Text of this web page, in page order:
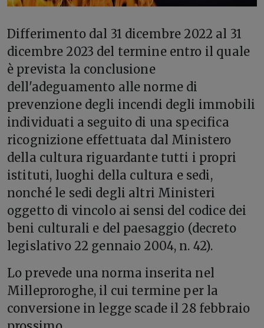
Differimento dal 31 dicembre 2022 al 31
dicembre 2023 del termine entro il quale
è prevista la conclusione
dell'adeguamento alle norme di
prevenzione degli incendi degli immobili
individuati a seguito di una specifica
ricognizione effettuata dal Ministero
della cultura riguardante tutti i propri
istituti, luoghi della cultura e sedi,
nonché le sedi degli altri Ministeri
oggetto di vincolo ai sensi del codice dei
beni culturali e del paesaggio (decreto
legislativo 22 gennaio 2004, n. 42).
Lo prevede una norma inserita nel
Milleproroghe, il cui termine per la
conversione in legge scade il 28 febbraio